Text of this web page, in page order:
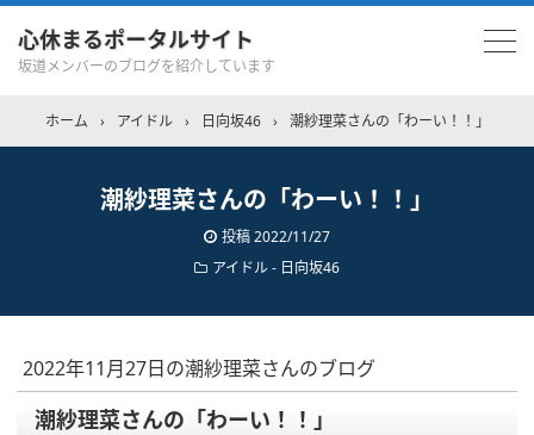
心休まるポータルサイト
坂道メンバーのブログを紹介しています
ホーム › アイドル › 日向坂46 › 潮紗理菜さんの「わーい！！」
潮紗理菜さんの「わーい！！」
投稿2022/11/27
アイドル - 日向坂46
2022年11月27日の潮紗理菜さんのブログ
潮紗理菜さんの「わーい！！」